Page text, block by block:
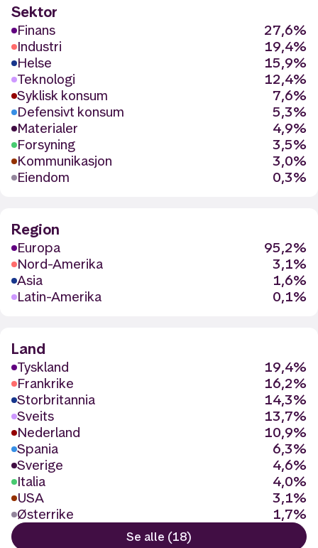
Sektor
Finans
27,6%
Industri
19,4%
Helse
15,9%
Teknologi
12,4%
Syklisk konsum
7,6%
Defensivt konsum
5,3%
Materialer
4,9%
Forsyning
3,5%
Kommunikasjon
3,0%
Eiendom
0,3%
Region
Europa
95,2%
Nord-Amerika
3,1%
Asia
1,6%
Latin-Amerika
0,1%
Land
Tyskland
19,4%
Frankrike
16,2%
Storbritannia
14,3%
Sveits
13,7%
Nederland
10,9%
Spania
6,3%
Sverige
4,6%
Italia
4,0%
USA
3,1%
Østerrike
1,7%
Se alle (18)